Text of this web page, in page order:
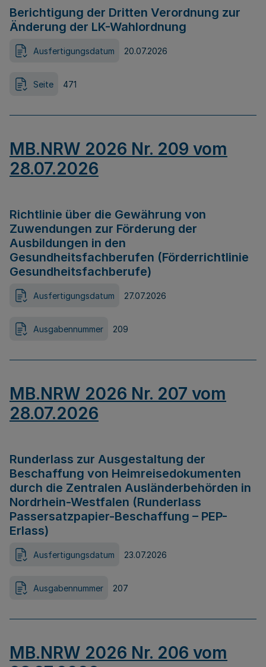
Berichtigung der Dritten Verordnung zur
Änderung der LK-Wahlordnung
Ausfertigungsdatum 20.07.2026
Seite 471
MB.NRW 2026 Nr. 209 vom
28.07.2026
Richtlinie über die Gewährung von
Zuwendungen zur Förderung der
Ausbildungen in den
Gesundheitsfachberufen (Förderrichtlinie
Gesundheitsfachberufe)
Ausfertigungsdatum 27.07.2026
Ausgabennummer 209
MB.NRW 2026 Nr. 207 vom
28.07.2026
Runderlass zur Ausgestaltung der
Beschaffung von Heimreisedokumenten
durch die Zentralen Ausländerbehörden in
Nordrhein-Westfalen (Runderlass
Passersatzpapier-Beschaffung – PEP-
Erlass)
Ausfertigungsdatum 23.07.2026
Ausgabennummer 207
MB.NRW 2026 Nr. 206 vom